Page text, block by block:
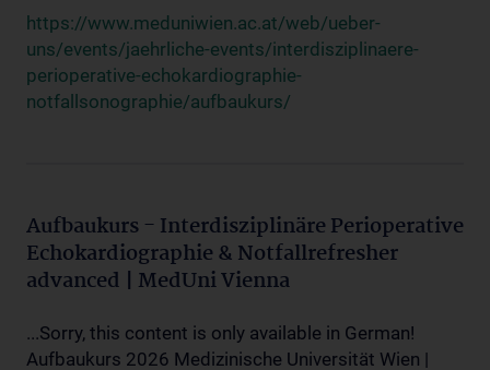
https://www.meduniwien.ac.at/web/ueber-
uns/events/jaehrliche-events/interdisziplinaere-
perioperative-echokardiographie-
notfallsonographie/aufbaukurs/
Aufbaukurs - Interdisziplinäre Perioperative
Echokardiographie & Notfallrefresher
advanced | MedUni Vienna
...Sorry, this content is only available in German!
Aufbaukurs 2026 Medizinische Universität Wien |